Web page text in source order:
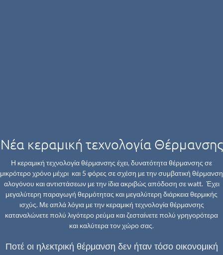
Νέα κεραμική τεχνολογία Θέρμανσης
Η κεραμική τεχνολογία θέρμανσης έχει, δυνατότητα θέρμανσης σε
μικρότερο χρόνο μέχρι και 5 φόρες σε σχέση με την συμβατική θέρμανση
αλογόνου και αντιστάσεων με την ίδια ακριβώς απόδοση σε watt. Έχει
μεγαλύτερη παραγωγή θερμότητας και μεγαλύτερη διάρκεια θερμικής
ισχύς. Με απλά λόγια με την κεραμική τεχνολογία θέρμανσης
καταναλώνετε πολύ λιγότερο ρεύμα και ζεσταίνετε πολύ γρηγορότερα
και καλύτερα τον χώρο σας.
Ποτέ οι ηλεκτρική θέρμανση δεν ήταν τόσο οικονομική